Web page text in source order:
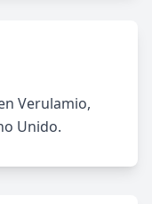
Verulamio,
Unido.